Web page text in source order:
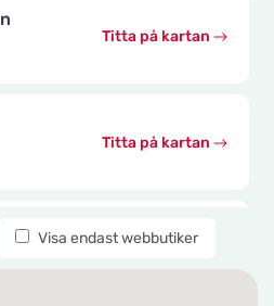
Titta på kartan
Titta på kartan
Titta på kartan
Visa endast webbutiker